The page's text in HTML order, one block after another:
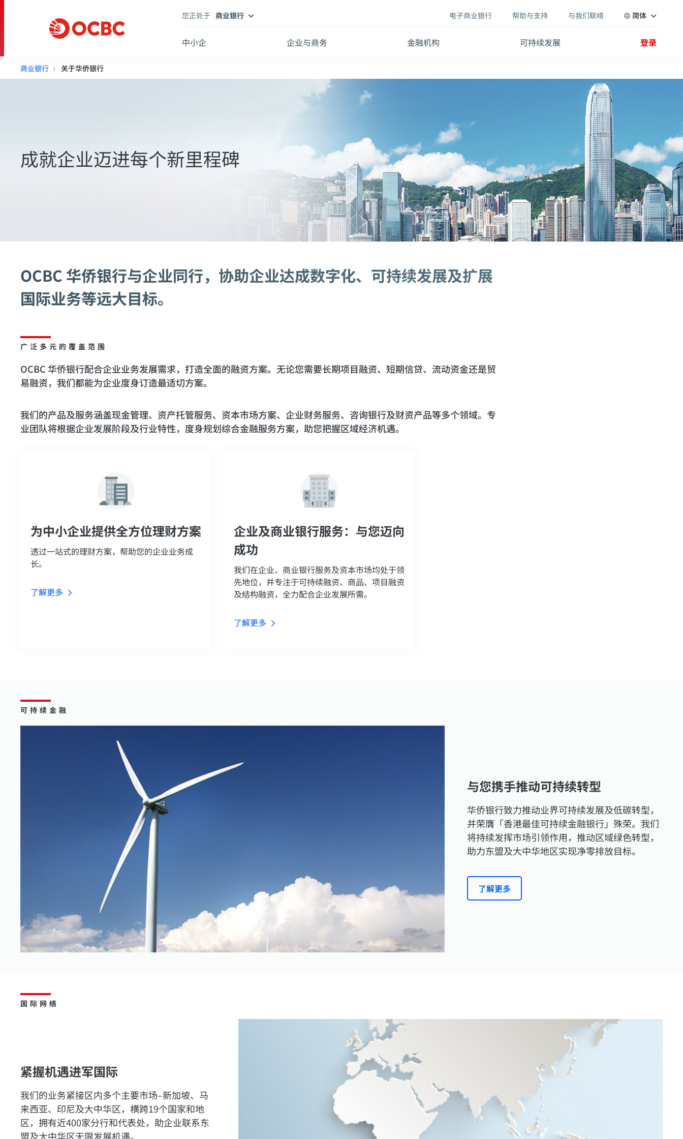
中小企 企业与商务 金融机构 可持续发展 登录
您正处于 商业银行 电子商业银行 帮助与支持 与我们联络 简体
商业银行 关于华侨银行
成就企业迈进每个新里程碑
OCBC 华侨银行与企业同行，协助企业达成数字化、可持续发展及扩展
国际业务等远大目标。
广泛多元的覆盖范围
OCBC 华侨银行配合企业业务发展需求，打造全面的融资方案。无论您需要长期项目融资、短期信贷、流动资金还是贸
易融资，我们都能为企业度身订造最适切方案。
我们的产品及服务涵盖现金管理、资产托管服务、资本市场方案、企业财务服务、咨询银行及财资产品等多个领域。专
业团队将根据企业发展阶段及行业特性，度身规划综合金融服务方案，助您把握区域经济机遇。
为中小企业提供全方位理财方案
透过一站式的理财方案，帮助您的企业业务成
长。
了解更多
企业及商业银行服务：与您迈向
成功
我们在企业、商业银行服务及资本市场均处于领
先地位，并专注于可持续融资、商品、项目融资
及结构融资，全力配合企业发展所需。
了解更多
可持续金融
与您携手推动可持续转型
华侨银行致力推动业界可持续发展及低碳转型，
并荣膺「香港最佳可持续金融银行」殊荣。我们
将持续发挥市场引领作用，推动区域绿色转型，
助力东盟及大中华地区实现净零排放目标。
了解更多
国际网络
紧握机遇进军国际
我们的业务紧接区内多个主要市场–新加坡、马
来西亚、印尼及大中华区，横跨19个国家和地
区，拥有近400家分行和代表处，助企业联系东
盟及大中华区无限发展机遇。